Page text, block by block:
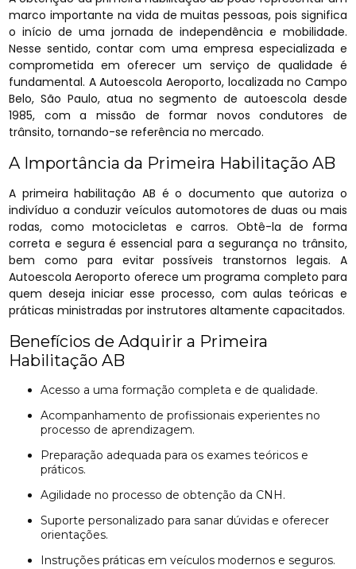
marco importante na vida de muitas pessoas, pois significa
o início de uma jornada de independência e mobilidade.
Nesse sentido, contar com uma empresa especializada e
comprometida em oferecer um serviço de qualidade é
fundamental. A Autoescola Aeroporto, localizada no Campo
Belo, São Paulo, atua no segmento de autoescola desde
1985, com a missão de formar novos condutores de
trânsito, tornando-se referência no mercado.
A Importância da Primeira Habilitação AB
A primeira habilitação AB é o documento que autoriza o
indivíduo a conduzir veículos automotores de duas ou mais
rodas, como motocicletas e carros. Obtê-la de forma
correta e segura é essencial para a segurança no trânsito,
bem como para evitar possíveis transtornos legais. A
Autoescola Aeroporto oferece um programa completo para
quem deseja iniciar esse processo, com aulas teóricas e
práticas ministradas por instrutores altamente capacitados.
Benefícios de Adquirir a Primeira
Habilitação AB
Acesso a uma formação completa e de qualidade.
Acompanhamento de profissionais experientes no
processo de aprendizagem.
Preparação adequada para os exames teóricos e
práticos.
Agilidade no processo de obtenção da CNH.
Suporte personalizado para sanar dúvidas e oferecer
orientações.
Instruções práticas em veículos modernos e seguros.